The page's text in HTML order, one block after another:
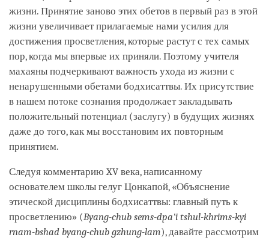
жизни. Принятие заново этих обетов в первый раз в этой
жизни увеличивает прилагаемые нами усилия для
достижения просветления, которые растут с тех самых
пор, когда мы впервые их приняли. Поэтому учителя
махаяны подчеркивают важность ухода из жизни с
ненарушенными обетами бодхисаттвы. Их присутствие
в нашем потоке сознания продолжает закладывать
положительный потенциал (заслугу) в будущих жизнях
даже до того, как мы восстановим их повторным
принятием.
Следуя комментарию XV века, написанному
основателем школы гелуг Цонкапой, «Объяснение
этической дисциплины бодхисаттвы: главный путь к
просветлению» (Byang-chub sems-dpa'i tshul-khrims-kyi
rnam-bshad byang-chub gzhung-lam), давайте рассмотрим